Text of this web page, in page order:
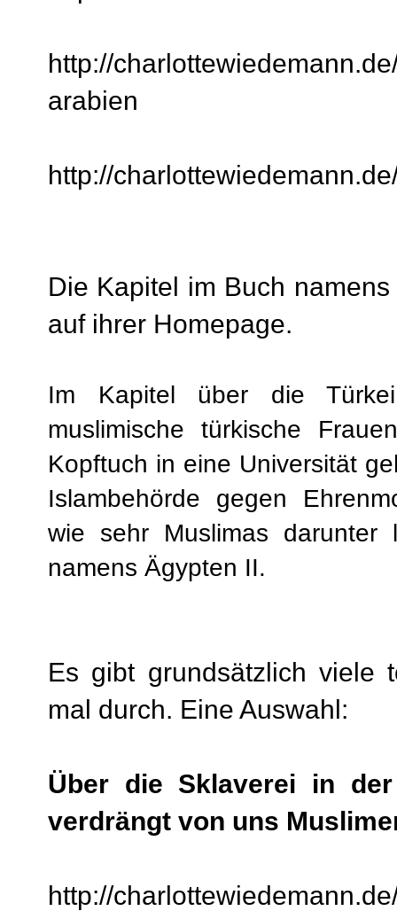
http://
arabien
http://
Die Kapitel im Buch
auf ihrer Homepage.
Im Kapitel über die
muslimische türkische
Kopftuch in eine Universität
Islambehörde gegen
wie sehr Muslimas
namens Ägypten II.
Es gibt grundsätzlich viele
mal durch. Eine Auswahl:
Über die Sklaverei in
verdrängt von uns
http://